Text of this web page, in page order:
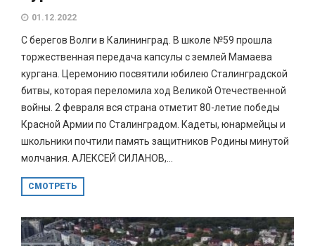
01.12.2022
С берегов Волги в Калининград. В школе №59 прошла
торжественная передача капсулы с землей Мамаева
кургана. Церемонию посвятили юбилею Сталинградской
битвы, которая переломила ход Великой Отечественной
войны. 2 февраля вся страна отметит 80-летие победы
Красной Армии по Сталинградом. Кадеты, юнармейцы и
школьники почтили память защитников Родины минутой
молчания. АЛЕКСЕЙ СИЛАНОВ,...
СМОТРЕТЬ